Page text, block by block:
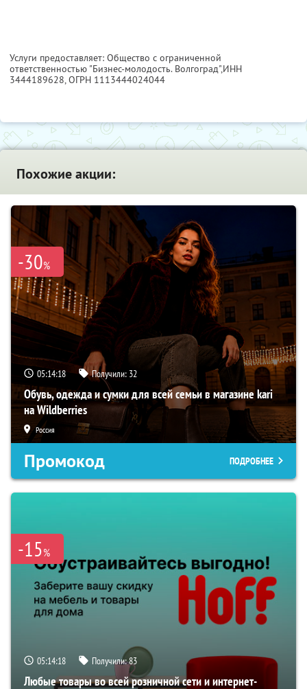
Услуги предоставляет: Общество с ограниченной
ответственностью "Бизнес-молодость. Волгоград",ИНН
3444189628, ОГРН 1113444024044
Похожие акции:
-30%
05:14:17 Получили: 32
Обувь, одежда и сумки для всей семьи в магазине kari
на Wildberries
Россия
Промокод ПОДРОБНЕЕ
-15%
05:14:17 Получили:83
Любые товары во всей розничной сети и интернет-